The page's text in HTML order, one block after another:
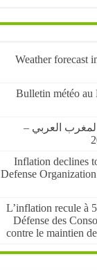
🌤️ Weather
🌤️ Bulletin météo
العربي –
Inflation declines
Defense
L’inflation recule à
Défense des
contre le maintien